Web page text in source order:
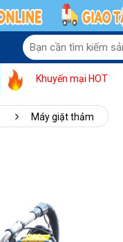
Khuyến mại HOT
Máy giặt thảm